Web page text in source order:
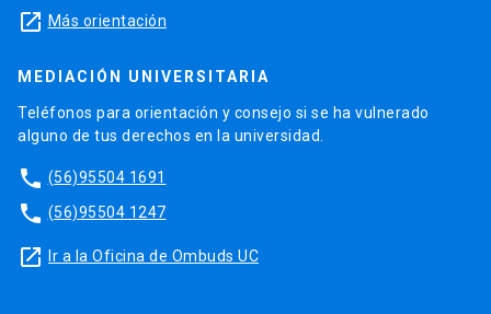
launch Más orientación
MEDIACIÓN UNIVERSITARIA
Teléfonos para orientación y consejo si se ha vulnerado
alguno de tus derechos en la universidad.
phone (56)95504 1691
phone (56)95504 1247
launch Ir a la Oficina de Ombuds UC